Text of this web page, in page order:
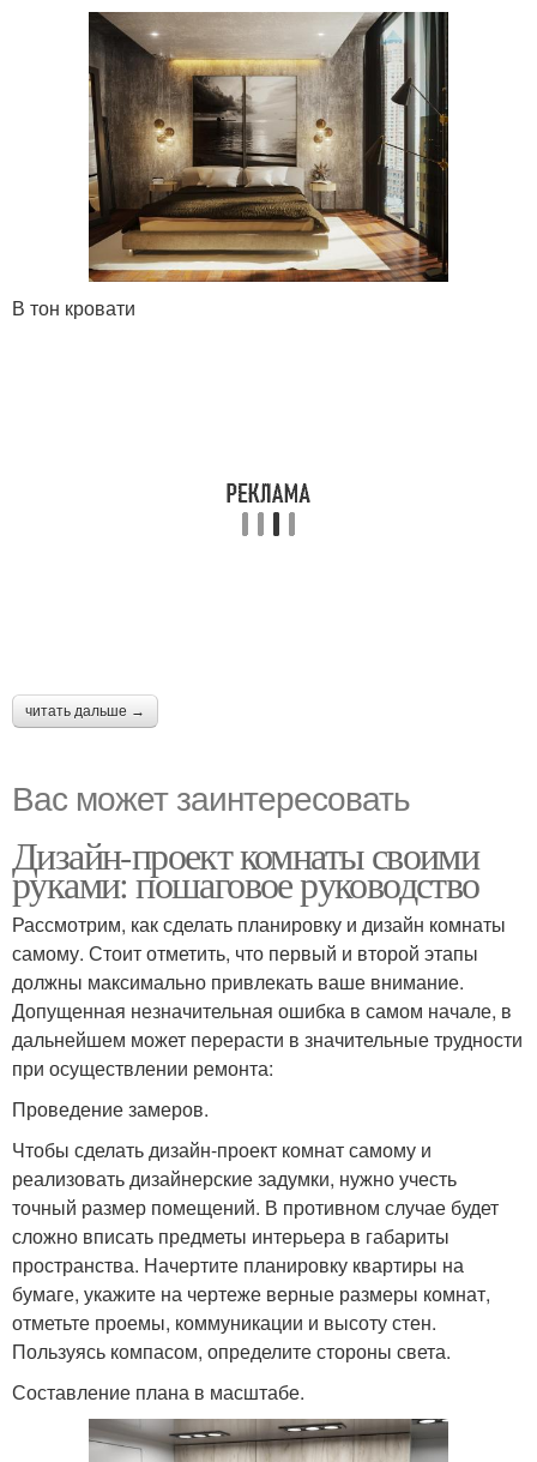
В тон кровати
читать дальше →
Вас может заинтересовать
Дизайн-проект комнаты своими
руками: пошаговое руководство
Рассмотрим, как сделать планировку и дизайн комнаты
самому. Стоит отметить, что первый и второй этапы
должны максимально привлекать ваше внимание.
Допущенная незначительная ошибка в самом начале, в
дальнейшем может перерасти в значительные трудности
при осуществлении ремонта:
Проведение замеров.
Чтобы сделать дизайн-проект комнат самому и
реализовать дизайнерские задумки, нужно учесть
точный размер помещений. В противном случае будет
сложно вписать предметы интерьера в габариты
пространства. Начертите планировку квартиры на
бумаге, укажите на чертеже верные размеры комнат,
отметьте проемы, коммуникации и высоту стен.
Пользуясь компасом, определите стороны света.
Составление плана в масштабе.